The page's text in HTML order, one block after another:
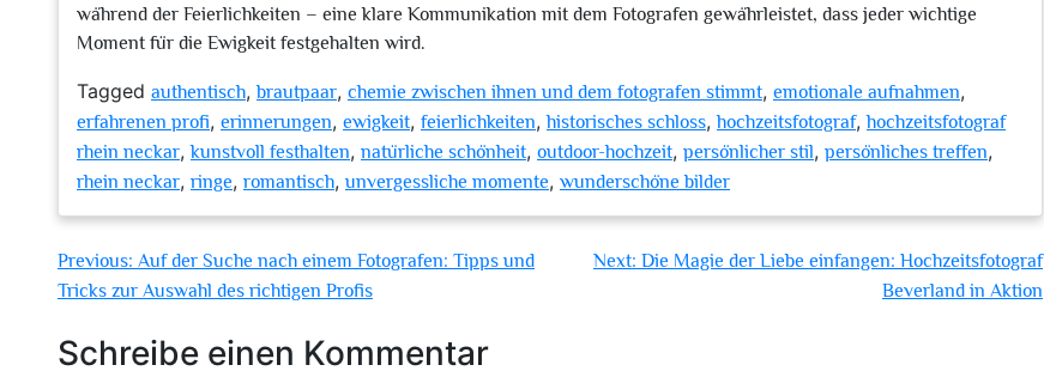
während der Feierlichkeiten – eine klare Kommunikation mit dem Fotografen gewährleistet, dass jeder wichtige
Moment für die Ewigkeit festgehalten wird.
Tagged authentisch,brautpaar, chemie zwischen ihnen und dem fotografen stimmt, emotionale aufnahmen,
erfahrenen profi, erinnerungen, ewigkeit, feierlichkeiten,historisches schloss,hochzeitsfotograf,hochzeitsfotograf
rhein neckar,kunstvoll festhalten, natürliche schönheit, outdoor-hochzeit, persönlicher stil, persönliches treffen,
rhein neckar, ringe, romantisch, unvergessliche momente, wunderschöne bilder
Beitragsnavigation
Previous: Auf der Suche nach einem Fotografen: Tipps und
Tricks zur Auswahl des richtigen Profis
Next: Die Magie der Liebe einfangen: Hochzeitsfotograf
Beverland in Aktion
Schreibe einen Kommentar